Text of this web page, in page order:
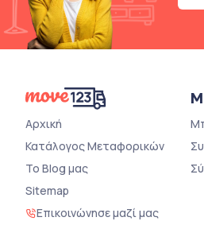
Αρχική
Κατάλογος Μεταφορικών
Το Blog μας
Sitemap
Επικοινώνησε μαζί μας